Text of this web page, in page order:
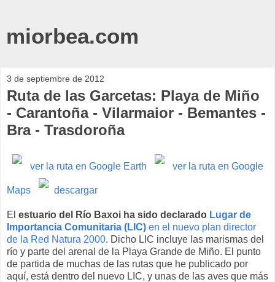
miorbea.com
3 de septiembre de 2012
Ruta de las Garcetas: Playa de Miño
- Carantoña - Vilarmaior - Bemantes -
Bra - Trasdoroña
ver la ruta en Google Earth ver la ruta en Google
Maps descargar
El estuario del Río Baxoi ha sido declarado Lugar de
Importancia Comunitaria (LIC) en el nuevo plan director
de la Red Natura 2000. Dicho LIC incluye las marismas del
río y parte del arenal de la Playa Grande de Miño. El punto
de partida de muchas de las rutas que he publicado por
aquí, está dentro del nuevo LIC, y unas de las aves que más